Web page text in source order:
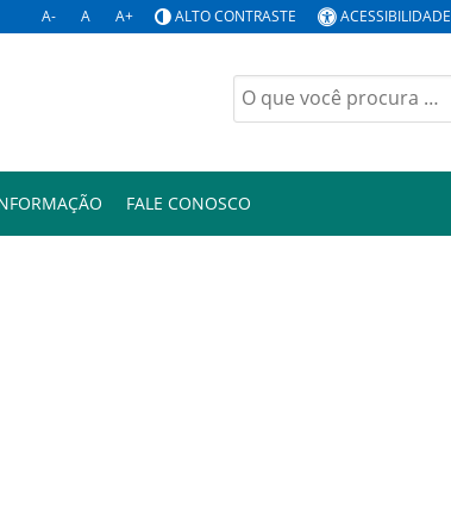
A- A A+ ALTO CONTRASTE ACESSIBILIDADE
Buscar
por:
FALE CONOSCO